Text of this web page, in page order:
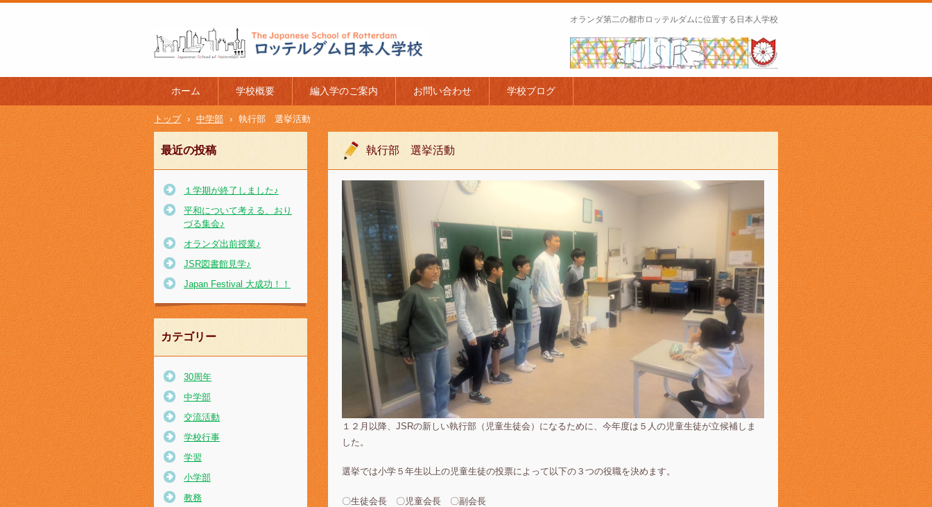
l of Rotterdam
オランダ第二の都市ロッテルダムに位置する日本人学校
ホーム 学校概要 編入学のご案内 お問い合わせ 学校ブログ
トップ › 中学部 › 執行部 選挙活動
執行部 選挙活動
１２月以降、JSRの新しい執行部（児童生徒会）になるために、今年度は５人の児童生徒が立候補しま
した。
選挙では小学５年生以上の児童生徒の投票によって以下の３つの役職を決めます。
〇生徒会長 〇児童会長 〇副会長
最近の投稿
１学期が終了しました♪
平和について考える、おり
づる集会♪
オランダ出前授業♪
JSR図書館見学♪
Japan Festival 大成功！！
カテゴリー
30周年
中学部
交流活動
学校行事
学習
小学部
教務